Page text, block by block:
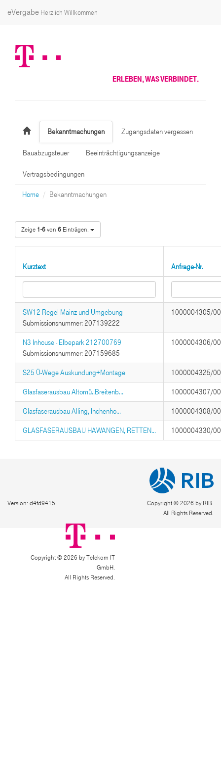
eVergabe Herzlich Willkommen
ERLEBEN, WAS VERBINDET.
Bekanntmachungen Zugangsdaten vergessen
Bauabzugsteuer Beeinträchtigungsanzeige
Vertragsbedingungen
Home Bekanntmachungen
Zeige 1-6von 6 Einträgen.
Kurztext Anfrage-Nr.
SW12 Regel Mainz und Umgebung
Submissionsnummer: 207139222
1000004305/
N3 Inhouse - Elbepark 212700769
Submissionsnummer: 207159685
1000004306/
S25 Ü-Wege Auskundung+Montage 1000004325/
Glasfaserausbau Altomü.,Breitenb... 1000004307/
Glasfaserausbau Alling, Inchenho... 1000004308/
GLASFASERAUSBAU HAWANGEN, RETTEN... 1000004330/
Version: d4fd9415
Copyright © 2026 by RIB.
All Rights Reserved.
Copyright © 2026 by Telekom IT
GmbH.
All Rights Reserved.